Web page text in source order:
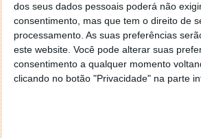
dos seus dados pessoais poderá não
consentimento, mas que tem o direito de
processamento. As suas preferências
este website. Você pode alterar suas
consentimento a qualquer momento
clicando no botão "Privacidade" na parte